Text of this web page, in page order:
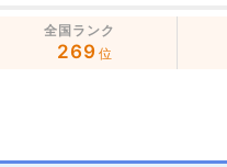
全国ランク
269 位